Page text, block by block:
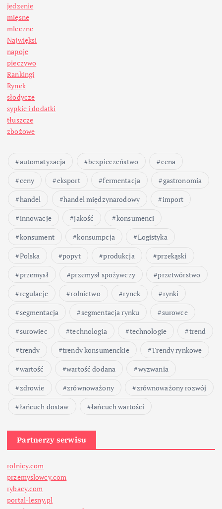
jedzenie
mięsne
mleczne
Najwięksi
napoje
pieczywo
Rankingi
Rynek
słodycze
sypkie i dodatki
tłuszcze
zbożowe
automatyzacja bezpieczeństwo
cena
ceny
eksport fermentacja
gastronomia
handel
handel międzynarodowy
import
innowacje
jakość
konsumenci
konsument
konsumpcja
Logistyka
Polska
popyt produkcja
przekąski
przemysł
przemysł spożywczy
przetwórstwo
regulacje
rolnictwo rynek
rynki
segmentacja
segmentacja rynku
surowce
surowiec
technologia technologie
trend
trendy
trendy konsumenckie
Trendy rynkowe
wartość
wartość dodana
wyzwania
zdrowie
zrównoważony
zrównoważony rozwój
łańcuch dostaw
łańcuch wartości
Partnerzy serwisu
rolnicy.com
przemyslowcy.com
rybacy.com
portal-lesny.pl